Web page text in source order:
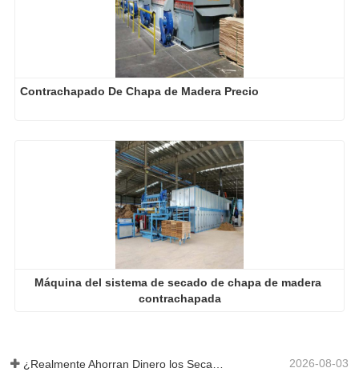
Contrachapado De Chapa de Madera Precio
Máquina del sistema de secado de chapa de madera
contrachapada
¿Realmente Ahorran Dinero los Secadores de Chapa Más Grandes? 2026-08-03